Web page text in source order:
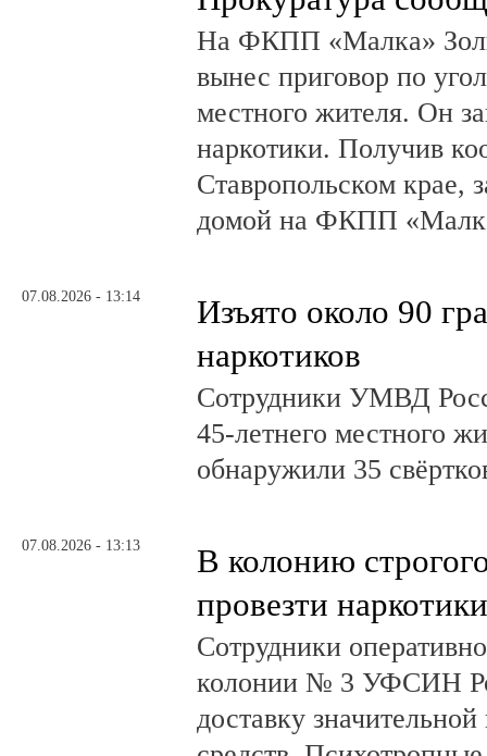
На ФКПП «Малка»
вынес приговор по
местного жителя. Он
наркотики. Получив
Ставропольском крае,
домой на ФКПП
07.08.2026 - 13:14
Изъято около 90
наркотиков
Сотрудники УМВД
45-летнего местного
обнаружили 35
07.08.2026 - 13:13
В колонию
провезти наркотики
Сотрудники
колонии № 3 УФСИН
доставку